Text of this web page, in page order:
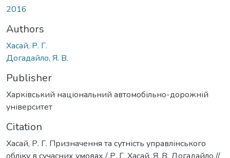
2016
Authors
Хасай, Р. Г.
Догадайло, Я. В.
Publisher
Харківський національний автомобільно-дорожній
університет
Citation
Хасай, Р. Г. Призначення та сутність управлінського